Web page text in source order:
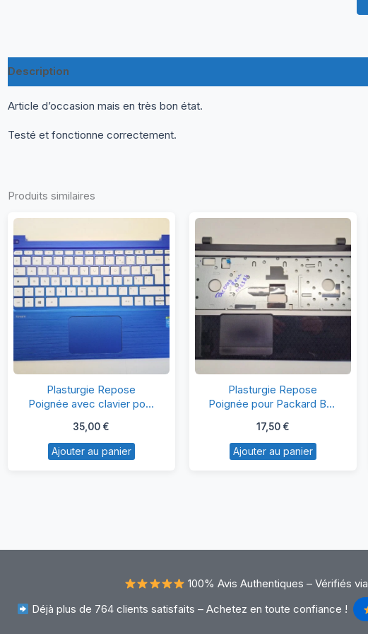
Description
Article d’occasion mais en très bon état.
Testé et fonctionne correctement.
Produits similaires
Plasturgie
Repose
Poignée
clavier
Plasturgie Repose
Poignée avec clavier pour
35,00 €
Ajouter au panier
Plasturgie
Repose
Poignée
Packard
Plasturgie Repose
Poignée pour Packard Bell
17,50 €
Ajouter au panier
100% Avis Authentiques – Vérifiés via
Déjà plus de 764 clients satisfaits – Achetez en toute confiance !